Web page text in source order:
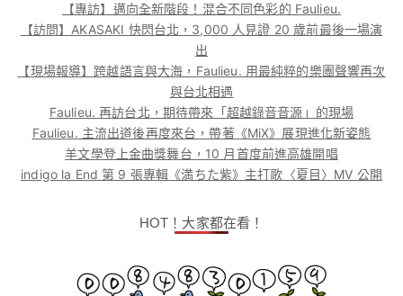
【專訪】邁向全新階段！混合不同色彩的 Faulieu.
【訪問】AKASAKI 快閃台北，3,000 人見證 20 歲前最後一場演
出
【現場報導】跨越語言與大海，Faulieu. 用最純粹的樂團聲響再次
與台北相遇
Faulieu. 再訪台北，期待帶來「超越錄音音源」的現場
Faulieu. 主流出道後再度來台，帶著《MiX》展現進化新姿態
羊文學登上金曲獎舞台，10 月首度前進高雄開唱
indigo la End 第 9 張專輯《満ちた紫》主打歌〈夏目〉MV 公開
HOT！大家都在看！